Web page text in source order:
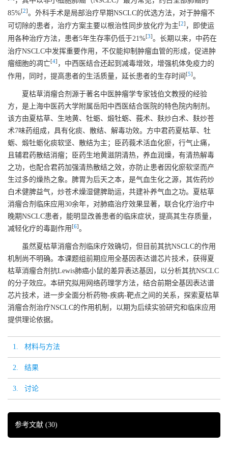
85%[2]。外科手术是局部治疗早期NSCLC的优选方法，对于肿瘤不
可切除的患者，治疗方案主要以根治性同步放化疗为主[2] ，即使运
用各种治疗方法，患者5年生存率仍低于21%[3]。长期以来，中药在
治疗NSCLC中发挥重要作用，不仅能抑制肿瘤血管的形成，促进肿
瘤细胞的凋亡[4] ，中西医结合还起到减毒增效，增强机体免疫力的
作用，同时，提高患者的生活质量，延长患者的生存时间 [5]。
夏枯草消瘤合剂源于著名中医肿瘤学专家钱伯文教授的经验
方，是上海中医药大学附属岳阳中西医结合医院的特色院内制剂。
该方由夏枯草、生地黄、牡蛎、煅牡蛎、莪术、麸炒白术、麸炒苍
术7味药组成，具有化痰、散结、解毒功效。方中君药夏枯草、牡
蛎、煅牡蛎化痰软坚、散结为主；臣药莪术活血化瘀，行气止痛，
且辅君药散结消瘤；臣药生地黄滋阴清热，养血润燥，有清热解毒
之功，也配合君药加强清热散结之效，亦防止患者因化瘀软坚而产
生过多的燥热之象。脾胃为后天之本，是气血生化之源，其佐药炒
白术健脾益气，炒苍术燥湿健脾助运，共建补养气血之功。夏枯草
消瘤合剂临床应用30余年，对肺癌治疗效果显著，联合化疗治疗中
晚期NSCLC患者，能明显改善患者的临床症状，提高其生存质量，
减轻化疗的毒副作用 [6]。
虽然夏枯草消瘤合剂临床疗效确切，但目前其抗NSCLC的作用
机制尚不明确。本课题组前期应用全基因表达谱芯片技术，获得夏
枯草消瘤合剂抗Lewis肺癌小鼠的差异表达基因，以分析其抗NSCLC
的分子效应。本研究拟用网络药理学方法，结合前期全基因表达谱
芯片技术，进一步全面分析药物-疾病-靶点之间的关系，探索夏枯草
消瘤合剂治疗NSCLC的作用机制，以期为后续实验研究和临床应用
提供理论依据。
1. 材料与方法
2. 结果
3. 讨论
参考文献 (30)